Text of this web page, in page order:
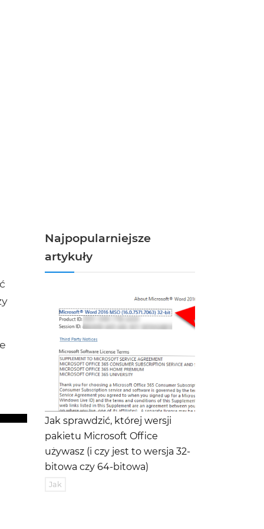
Najpopularniejsze
artykuły
Jak sprawdzić, której wersji
pakietu Microsoft Office
używasz (i czy jest to wersja 32-
bitowa czy 64-bitowa)
Jak